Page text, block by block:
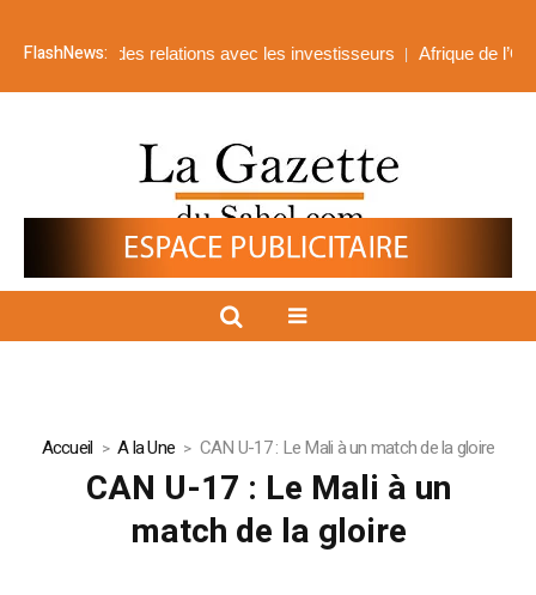
FlashNews:
et des relations avec les investisseurs Afrique de l’Ouest : la
Accueil A la Une CAN U-17 : Le Mali à un match de la gloire
CAN U-17 : Le Mali à un
match de la gloire